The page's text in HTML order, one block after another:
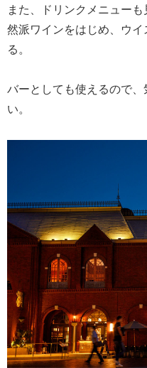
また、ドリンクメニュー
然派ワインをはじめ、ウ
る。
バーとしても使えるので
い。